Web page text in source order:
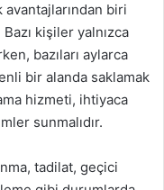
biri
kişiler yalnızca
bazıları aylarca
bir alanda saklamak
hizmeti, ihtiyaca
sunmalıdır.
tadilat, geçici